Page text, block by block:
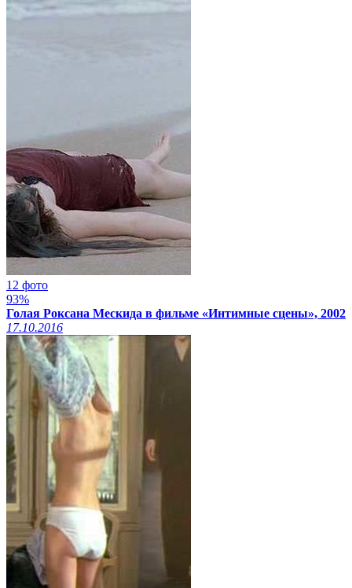
12 фото
93%
Голая Роксана Мескида в фильме «Интимные сцены», 2002
17.10.2016